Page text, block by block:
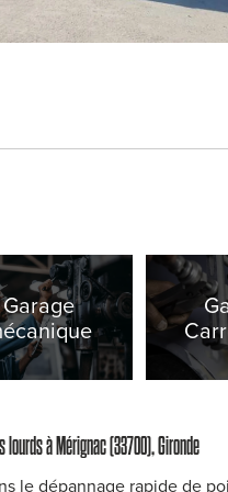
Garage
à Mérignac (33700), Gironde
le dépannage rapide de